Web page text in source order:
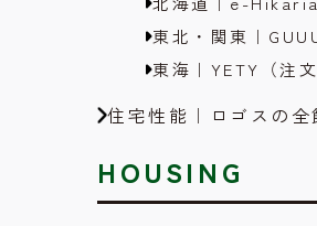
東北・関東｜
東海｜YETY（注文
住宅性能｜ロゴスの
HOUSING